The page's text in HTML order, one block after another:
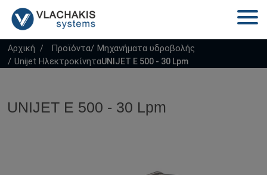
Αρχική Προϊόντα
Μηχανήματα υδροβολής
Unijet ΗλεκτροκίνηταUNIJET E 500 - 30 Lpm
UNIJET E 500 - 30 Lpm